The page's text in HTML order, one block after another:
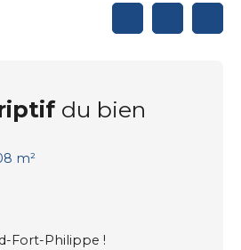
du bien
m²
Fort-Philippe !